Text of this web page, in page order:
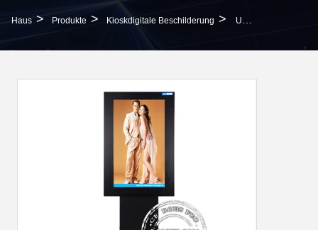
Haus > Produkte > Kioskdigitale Beschilderung > Unterstützung Der 26 Zoll-Lobby-Kiosk-Digitalen Beschilderung MP3/MPG2/JPG